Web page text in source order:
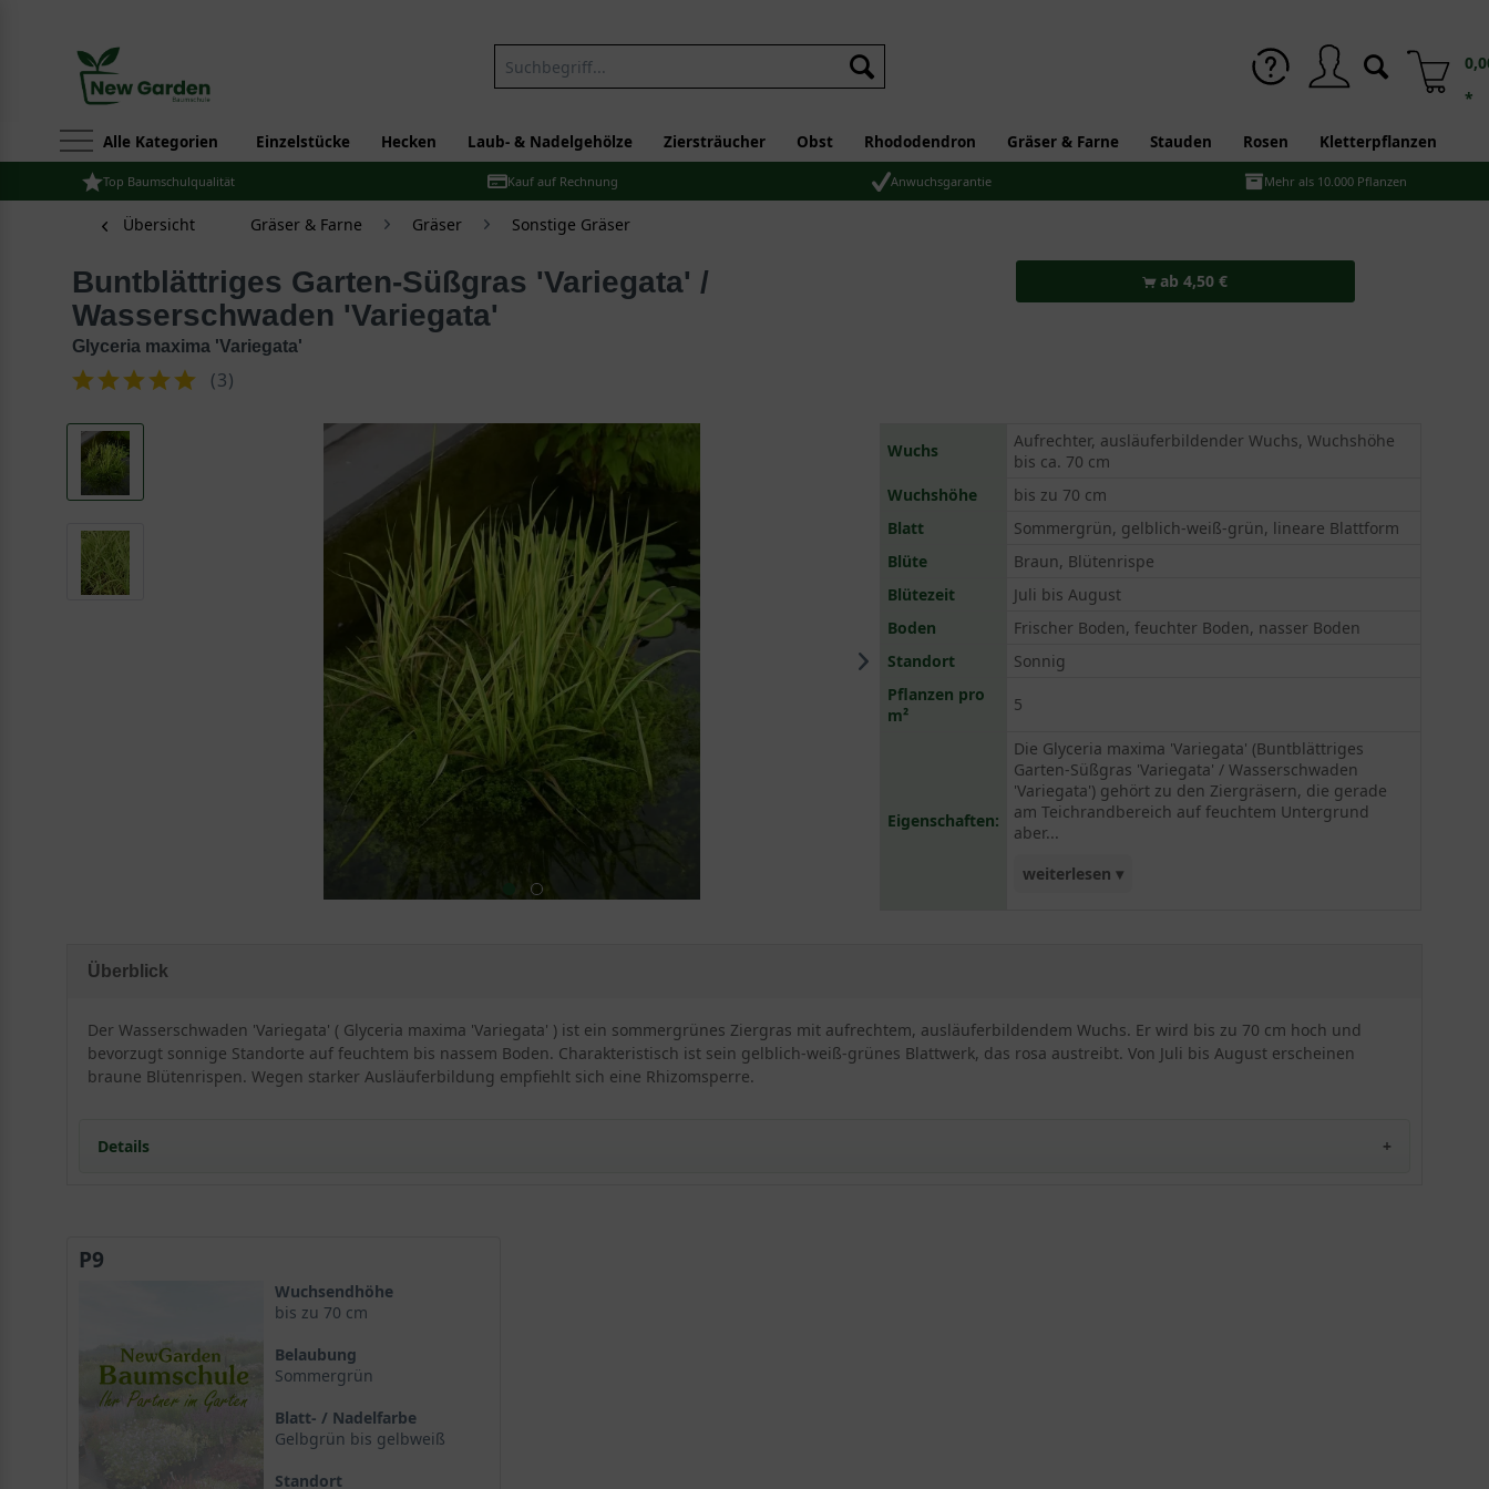
*
Alle Kategorien Einzelstücke Hecken Laub- & Nadelgehölze Ziersträucher Obst Rhododendron Gräser & Farne Stauden Rosen Kletterpflanzen
Top Baumschulqualität Kauf auf Rechnung Anwuchsgarantie Mehr als 10.000 Pflanzen
Übersicht Gräser & Farne Gräser Sonstige Gräser
Buntblättriges Garten-Süßgras 'Variegata' /
Wasserschwaden 'Variegata'
Glyceria maxima 'Variegata'
(3)
ab 4,50 €
Wuchs
Aufrechter, ausläuferbildender Wuchs, Wuchshöhe
bis ca. 70 cm
Wuchshöhe
bis zu 70 cm
Blatt
Sommergrün, gelblich-weiß-grün, lineare Blattform
Blüte
Braun, Blütenrispe
Blütezeit
Juli bis August
Boden
Frischer Boden, feuchter Boden, nasser Boden
Standort
Sonnig
Pflanzen pro
m²
5
Eigenschaften:
Die Glyceria maxima 'Variegata' (Buntblättriges
Garten-Süßgras 'Variegata' / Wasserschwaden
'Variegata') gehört zu den Ziergräsern, die gerade
am Teichrandbereich auf feuchtem Untergrund
aber...
weiterlesen ▾
starken Ausläuferbildung sollte die Glyceria
maxima 'Variegata' (Buntblättriges Garten-
Überblick
Der Wasserschwaden 'Variegata' ( Glyceria maxima 'Variegata' ) ist ein sommergrünes Ziergras mit aufrechtem, ausläuferbildendem Wuchs. Er wird bis zu 70 cm hoch und
bevorzugt sonnige Standorte auf feuchtem bis nassem Boden. Charakteristisch ist sein gelblich-weiß-grünes Blattwerk, das rosa austreibt. Von Juli bis August erscheinen
braune Blütenrispen. Wegen starker Ausläuferbildung empfiehlt sich eine Rhizomsperre.
Details
Wasserschwaden 'Variegata' im kurzen Porträt
Der ideale Platz am Wasser
Blüte und Blattwerk des Buntblättrigen Garten-Süßgrases
Blütenwirkung im Sommer
Laub von Glyceria maxima 'Variegata'
Am Teichrand und in der Uferzone
P9
Wuchsendhöhe
bis zu 70 cm
Belaubung
Sommergrün
Blatt- / Nadelfarbe
Gelbgrün bis gelbweiß
Standort